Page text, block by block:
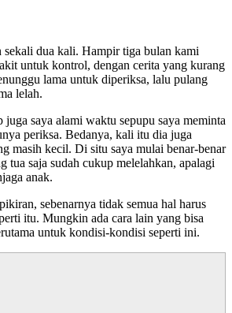
dua kali. Hampir tiga bulan kami
untuk kontrol, dengan cerita yang kurang
lama untuk diperiksa, lalu pulang
lelah.
juga saya alami waktu sepupu saya meminta
periksa. Bedanya, kali itu dia juga
masih kecil. Di situ saya mulai benar-benar
tua saja sudah cukup melelahkan, apalagi
anak.
sebenarnya tidak semua hal harus
itu. Mungkin ada cara lain yang bisa
untuk kondisi-kondisi seperti ini.